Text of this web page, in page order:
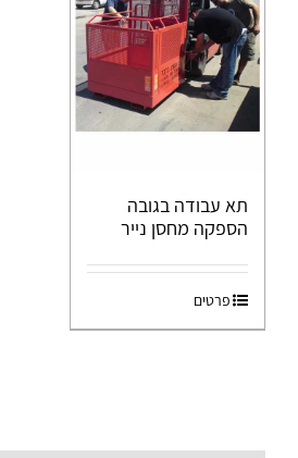
תא עבודה בגובה
הספקה מחסן נייר
פרטים